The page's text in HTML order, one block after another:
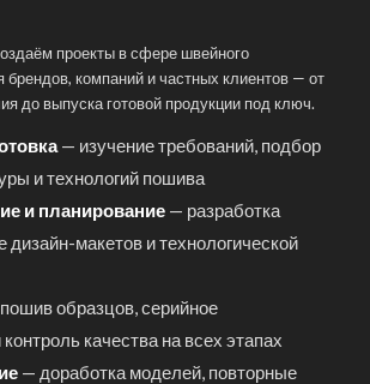
проекты в сфере швейного
брендов, компаний и частных клиентов — от
до выпуска готовой продукции под ключ.
— изучение требований, подбор
и технологий пошива
и планирование— разработка
дизайн-макетов и технологической
образцов, серийное
качества на всех этапах
— доработка моделей, повторные